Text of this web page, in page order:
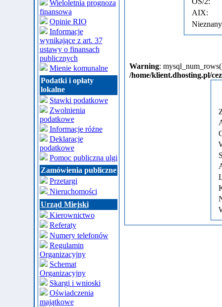
Wieloletnia prognoza
finansowa
Opinie RIO
Informacje
wynikające z art. 37
ustawy o finansach
publicznych
Mienie komunalne
Podatki i opłaty
lokalne
Stawki podatkowe
Zwolnienia
podatkowe
Informacje różne
Deklaracje
podatkowe
Pomoc publiczna ulgi
Zamówienia publiczne
Przetargi
Nieruchomości
Urząd Miejski
Kierownictwo
Referaty
Numery telefonów
Regulamin
Organizacyjny
Schemat
Organizacyjny
Skargi i wnioski
Oświadczenia
majątkowe
AIX:
Warning:
/home/klient.dhosting.pl/